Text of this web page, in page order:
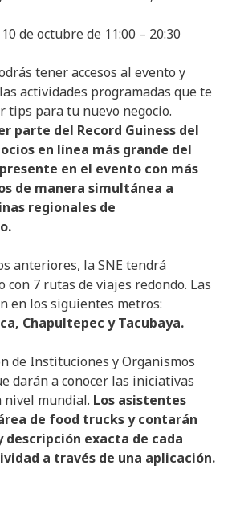
de octubre de 11:00 – 20:30
tener accesos al evento y
actividades programadas que te
tips para tu nuevo negocio.
parte del Record Guiness del
en línea más grande del
en el evento con más
de manera simultánea a
regionales de
anteriores, la SNE tendrá
7 rutas de viajes redondo. Las
en los siguientes metros:
Chapultepec y Tacubaya.
de Instituciones y Organismos
darán a conocer las iniciativas
nivel mundial. Los asistentes
de food trucks y contarán
descripción exacta de cada
a través de una aplicación.